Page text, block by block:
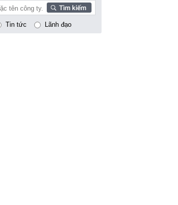
Tin tức Lãnh đạo